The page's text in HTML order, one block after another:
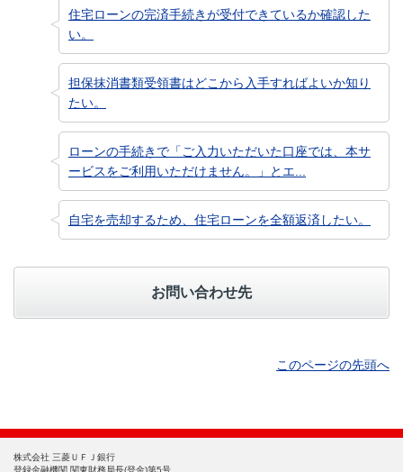
住宅ローンの完済手続きが受付できているか確認した
い。
担保抹消書類受領書はどこから入手すればよいか知り
たい。
ローンの手続きで「ご入力いただいた口座では、本サ
ービスをご利用いただけません。」とエ...
自宅を売却するため、住宅ローンを全額返済したい。
お問い合わせ先
このページの先頭へ
株式会社 三菱ＵＦＪ銀行
登録金融機関 関東財務局長(登金)第5号